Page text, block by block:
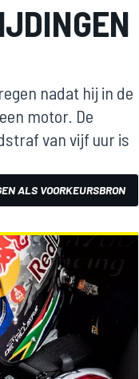
nadat hij in de
motor. De
van vijf uur is
ALS VOORKEURSBRON